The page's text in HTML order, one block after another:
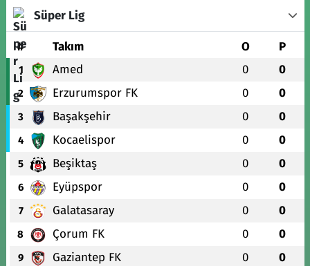
Süper Lig
# Takım O P
1 Amed 0 0
2 Erzurumspor FK 0 0
3 Başakşehir 0 0
4 Kocaelispor 0 0
5 Beşiktaş 0 0
6 Eyüpspor 0 0
7 Galatasaray 0 0
8 Çorum FK 0 0
9 Gaziantep FK 0 0